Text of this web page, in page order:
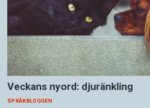
Veckans nyord: djuränkling
SPRÅKBLOGGEN